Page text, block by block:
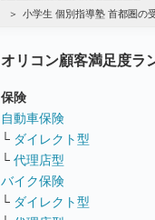
小学生 個別指導塾 首都圏の
オリコン顧客満足度ラ
保険
自動車保険
└ ダイレクト型
└ 代理店型
バイク保険
└ ダイレクト型